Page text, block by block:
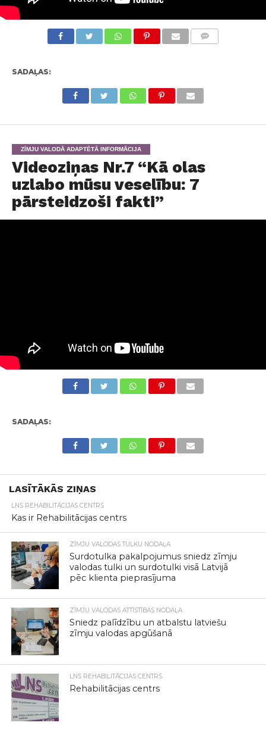
SADAĻAS:
ZĪMJU VALODĀ ADAPTĒTĀ INFORMĀCIJA
Videoziņas Nr.7 “Kā olas
uzlabo mūsu veselību: 7
pārsteidzoši fakti”
SADAĻAS:
LASĪTĀKĀS ZIŅAS
LNS REHABILITĀCIJAS CENTRS
Kas ir Rehabilitācijas centrs
ZĪMJU VALODAS TULKU NODAĻA
Surdotulka pakalpojumus sniedz zīmju
valodas tulki un surdotulki visā Latvijā
pēc klienta pieprasījuma
ZĪMJU VALODAS ATTĪSTĪBAS NODAĻA
Sniedz palīdzību un atbalstu latviešu
zīmju valodas apgūšanā
LNS REHABILITĀCIJAS CENTRS
Rehabilitācijas centrs